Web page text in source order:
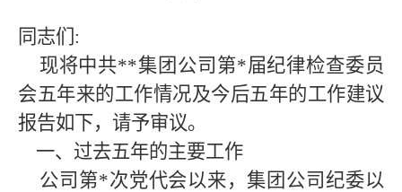
同志们 :
现将中共**集团公司第*届纪律检查委员
会五年来的工作情况及今后五年的工作建议
报告如下，请予审议。
一、过去五年的主要工作
公司第*次党代会以来，集团公司纪委以